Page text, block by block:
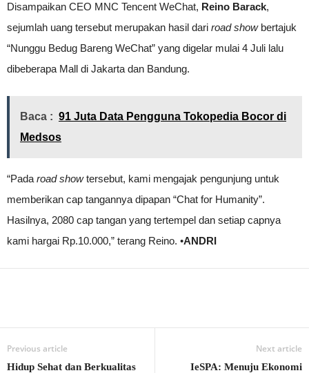
Disampaikan CEO MNC Tencent WeChat, Reino Barack,
sejumlah uang tersebut merupakan hasil dari road showbertajuk
“Nunggu Bedug Bareng WeChat” yang digelar mulai 4 Juli lalu
dibeberapa Mall di Jakarta dan Bandung.
Baca : 91 Juta Data Pengguna Tokopedia Bocor di
Medsos
“Pada road showtersebut, kami mengajak pengunjung untuk
memberikan cap tangannya dipapan “Chat for Humanity”.
Hasilnya, 2080 cap tangan yang tertempel dan setiap capnya
kami hargai Rp.10.000,” terang Reino. •ANDRI
Previous article
Hidup Sehat dan Berkualitas
Next article
IeSPA: Menuju Ekonomi